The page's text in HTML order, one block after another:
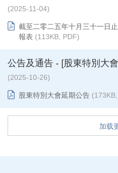
(2025-11-04)
截至二零二五年十月三十一日
報表 (113KB, PDF)
公告及通告 - [股東特別大
(2025-10-26)
股東特別大會延期公告
加载